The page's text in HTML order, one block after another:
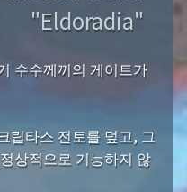
"Eldoradia"
수수께끼의 게이트가
립타스 전토를 덮고, 그
상적으로 기능하지 않